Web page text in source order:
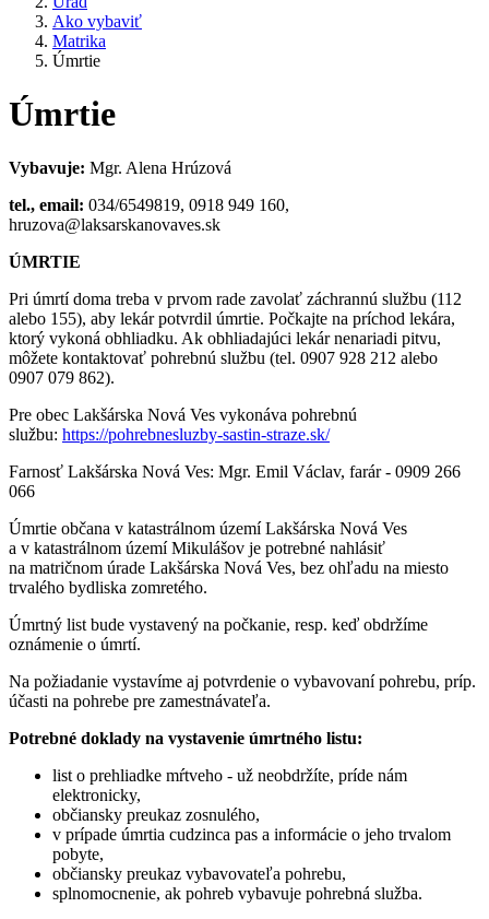
Ako vybaviť
Matrika
Úmrtie
Úmrtie
Vybavuje: Mgr. Alena Hrúzová
tel., email: 034/6549819, 0918 949 160,
hruzova@laksarskanovaves.sk
ÚMRTIE
Pri úmrtí doma treba v prvom rade zavolať záchrannú službu (112
alebo 155), aby lekár potvrdil úmrtie. Počkajte na príchod lekára,
ktorý vykoná obhliadku. Ak obhliadajúci lekár nenariadi pitvu,
môžete kontaktovať pohrebnú službu (tel. 0907 928 212 alebo
0907 079 862).
Pre obec Lakšárska Nová Ves vykonáva pohrebnú
službu: https://pohrebnesluzby-sastin-straze.sk/
Farnosť Lakšárska Nová Ves: Mgr. Emil Václav, farár - 0909 266
066
Úmrtie občana v katastrálnom území Lakšárska Nová Ves
a v katastrálnom území Mikulášov je potrebné nahlásiť
na matričnom úrade Lakšárska Nová Ves, bez ohľadu na miesto
trvalého bydliska zomretého.
Úmrtný list bude vystavený na počkanie, resp. keď obdržíme
oznámenie o úmrtí.
Na požiadanie vystavíme aj potvrdenie o vybavovaní pohrebu, príp.
účasti na pohrebe pre zamestnávateľa.
Potrebné doklady na vystavenie úmrtného listu:
list o prehliadke mŕtveho - už neobdržíte, príde nám
elektronicky,
občiansky preukaz zosnulého,
v prípade úmrtia cudzinca pas a informácie o jeho trvalom
pobyte,
občiansky preukaz vybavovateľa pohrebu,
splnomocnenie, ak pohreb vybavuje pohrebná služba.